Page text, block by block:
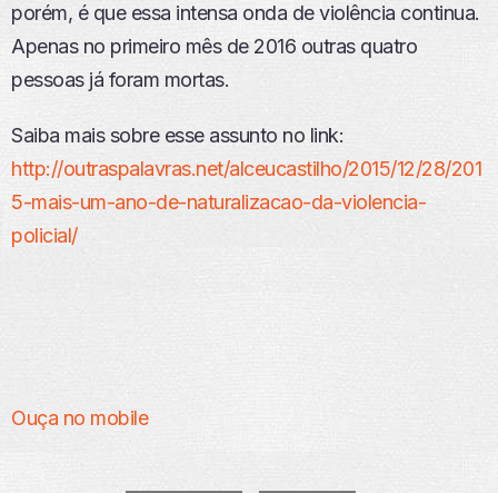
porém, é que essa intensa onda de violência continua.
Apenas no primeiro mês de 2016 outras quatro
pessoas já foram mortas.
Saiba mais sobre esse assunto no link:
http://outraspalavras.net/alceucastilho/2015/12/28/201
5-mais-um-ano-de-naturalizacao-da-violencia-
policial/
Ouça no mobile